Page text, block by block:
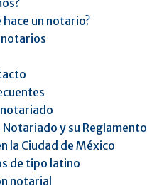
hace un notario?
Notariado y su Reglamento
la Ciudad de México
de tipo latino
notarial